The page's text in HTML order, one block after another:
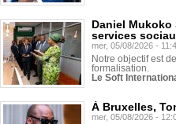
Daniel Mukoko
services
mer, 05/08/2026 -
Notre objectif est
formalisation.
Le Soft
À Bruxelles,
mer, 05/08/2026 -